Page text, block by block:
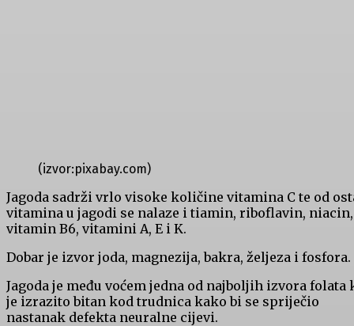
(izvor:pixabay.com)
Jagoda sadrži vrlo visoke količine vitamina C te od
vitamina u jagodi se nalaze i tiamin, riboflavin, niacin,
vitamin B6, vitamini A, E i K.
Dobar je izvor joda, magnezija, bakra, željeza i fosfora.
Jagoda je među voćem jedna od najboljih izvora folata
je izrazito bitan kod trudnica kako bi se spriječio
nastanak defekta neuralne cijevi.